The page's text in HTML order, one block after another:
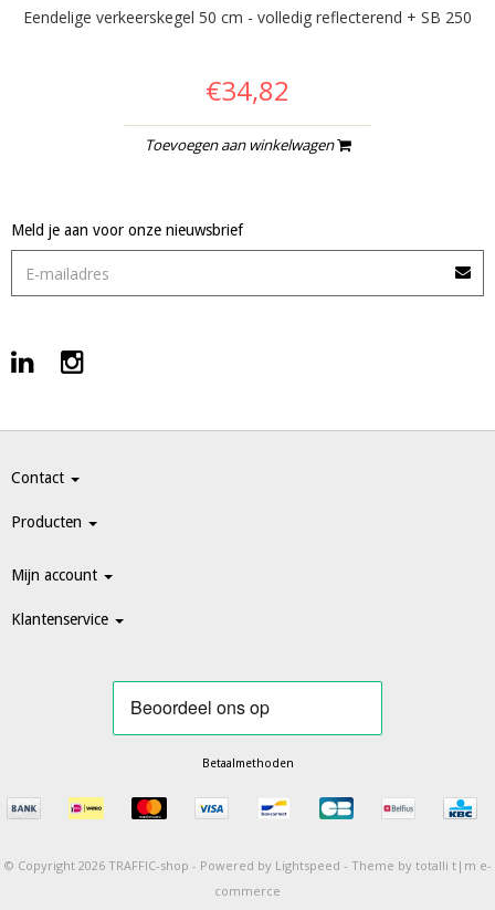
Eendelige verkeerskegel 50 cm - volledig reflecterend + SB 250
€34,82
Toevoegen aan winkelwagen
Meld je aan voor onze nieuwsbrief
Contact
Producten
Mijn account
Klantenservice
Betaalmethoden
© Copyright 2026 TRAFFIC-shop - Powered by Lightspeed - Theme by totalli t|m e-
commerce